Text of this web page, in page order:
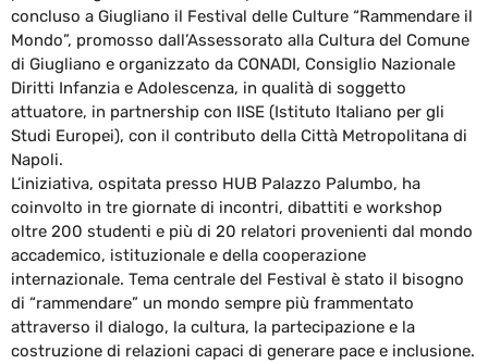
concluso a Giugliano il Festival delle Culture “Rammendare il
Mondo”, promosso dall’Assessorato alla Cultura del Comune
di Giugliano e organizzato da CONADI, Consiglio Nazionale
Diritti Infanzia e Adolescenza, in qualità di soggetto
attuatore, in partnership con IISE (Istituto Italiano per gli
Studi Europei), con il contributo della Città Metropolitana di
Napoli.
L’iniziativa, ospitata presso HUB Palazzo Palumbo, ha
coinvolto in tre giornate di incontri, dibattiti e workshop
oltre 200 studenti e più di 20 relatori provenienti dal mondo
accademico, istituzionale e della cooperazione
internazionale. Tema centrale del Festival è stato il bisogno
di “rammendare” un mondo sempre più frammentato
attraverso il dialogo, la cultura, la partecipazione e la
costruzione di relazioni capaci di generare pace e inclusione.